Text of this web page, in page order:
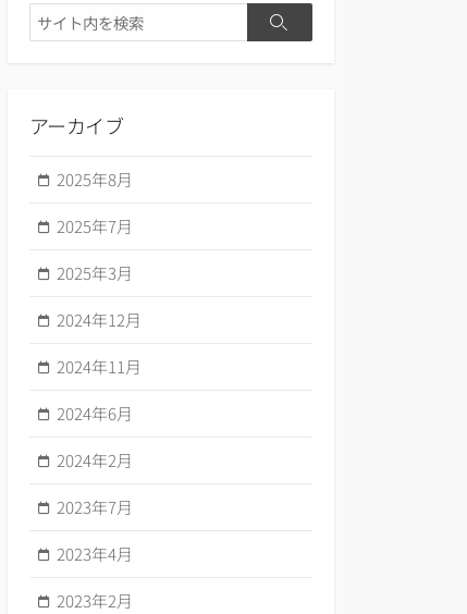
検
索
検
アーカイブ
2025年8月
2025年7月
2025年3月
2024年12月
2024年11月
2024年6月
2024年2月
2023年7月
2023年4月
2023年2月